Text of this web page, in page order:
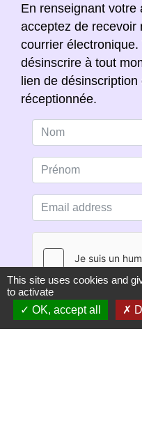
En renseignant votre
acceptez de recevoir
courrier
désinscrire à tout
lien de
réceptionnée.
S'ABONNER
This site uses cookies and
to activate
OK, accept all